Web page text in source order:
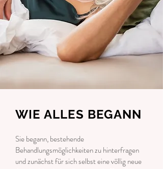
WIE ALLES BEGANN
Sie begann, bestehende
Behandlungsmöglichkeiten zu hinterfragen
und zunächst für sich selbst eine völlig neue